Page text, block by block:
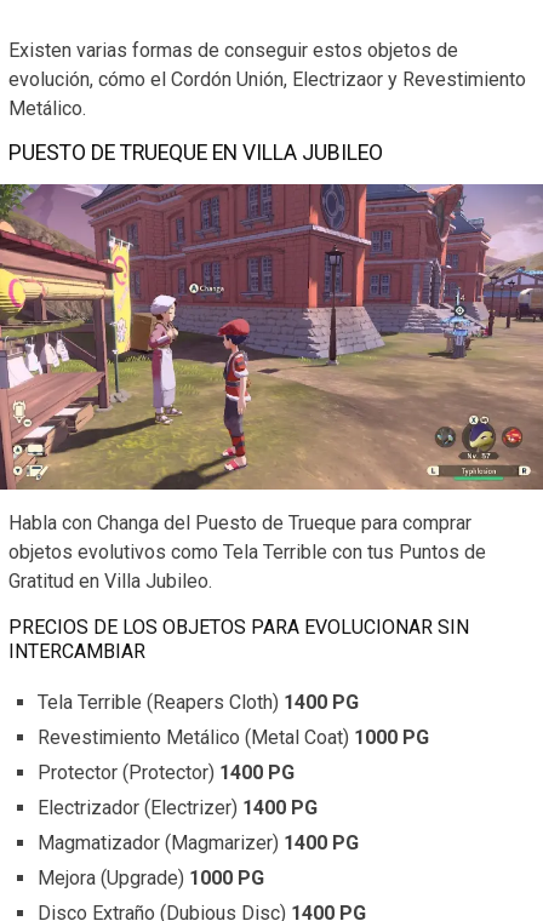
Existen varias formas de conseguir estos objetos de
evolución, cómo el Cordón Unión, Electrizaor y Revestimiento
Metálico.
PUESTO DE TRUEQUE EN VILLA JUBILEO
Habla con Changa del Puesto de Trueque para comprar
objetos evolutivos como Tela Terrible con tus Puntos de
Gratitud en Villa Jubileo.
PRECIOS DE LOS OBJETOS PARA EVOLUCIONAR SIN
INTERCAMBIAR
Tela Terrible (Reapers Cloth) 1400 PG
Revestimiento Metálico (Metal Coat) 1000 PG
Protector (Protector) 1400 PG
Electrizador (Electrizer) 1400 PG
Magmatizador (Magmarizer) 1400 PG
Mejora (Upgrade) 1000 PG
Disco Extraño (Dubious Disc) 1400 PG